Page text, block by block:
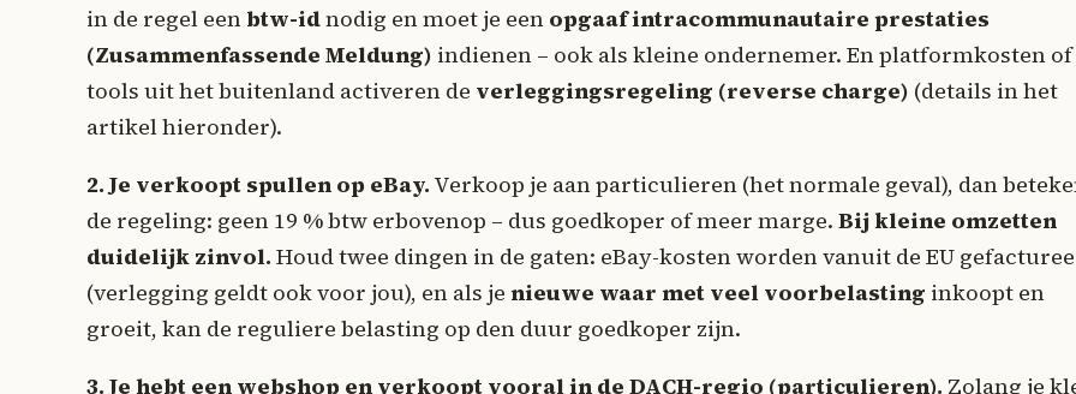
in de regel een btw-idnodig en moet je een opgaaf intracommunautaire prestaties
(Zusammenfassende Meldung) indienen – ook als kleine ondernemer. En platformkosten of
tools uit het buitenland activeren de verleggingsregeling (reverse charge) (details in het
artikel hieronder).
2. Je verkoopt spullen op eBay. Verkoop je aan particulieren (het normale geval), dan
de regeling: geen 19 % btw erbovenop – dus goedkoper of meer marge. Bij kleine omzetten
duidelijk zinvol. Houd twee dingen in de gaten: eBay-kosten worden vanuit de EU
(verlegging geldt ook voor jou), en als je nieuwe waar met veel voorbelasting inkoopt en
groeit, kan de reguliere belasting op den duur goedkoper zijn.
3. Je hebt een webshop en verkoopt vooral in de DACH-regio (particulieren). Zolang je